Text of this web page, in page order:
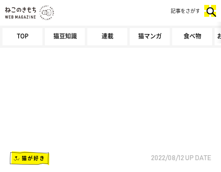
TOP 猫豆知識 連載 猫マンガ 食べ物
記事をさがす
猫が好き 2022/08/12 UP DATE